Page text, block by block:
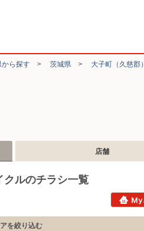
から探す > 茨城県 > 大子町（久慈郡）
店舗
クルのチラシ一覧
を絞り込む